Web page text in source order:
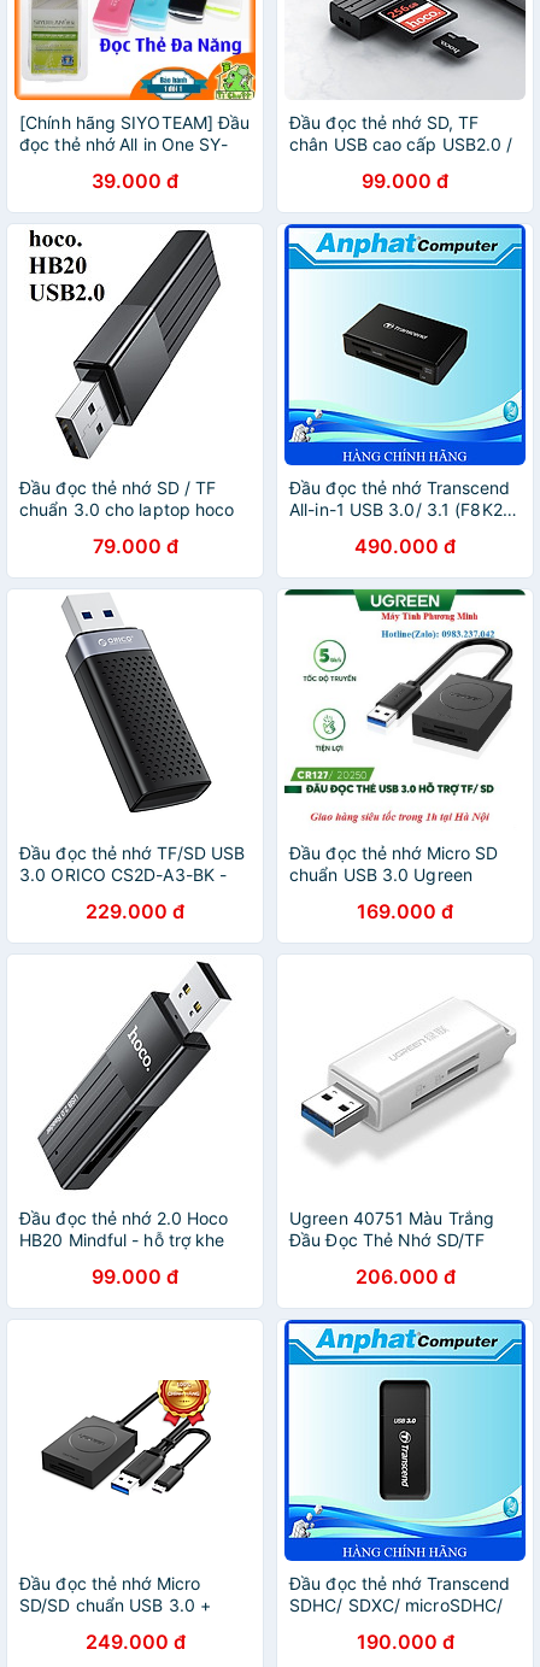
[Chính hãng SIYOTEAM] Đầu
đọc thẻ nhớ All in One SY-
39.000 đ
Đầu đọc thẻ nhớ SD, TF
chân USB cao cấp USB2.0 /
99.000 đ
Đầu đọc thẻ nhớ SD / TF
chuẩn 3.0 cho laptop hoco
79.000 đ
Đầu đọc thẻ nhớ Transcend
All-in-1 USB 3.0/ 3.1 (F8K2) -
490.000 đ
Đầu đọc thẻ nhớ TF/SD USB
3.0 ORICO CS2D-A3-BK -
229.000 đ
Đầu đọc thẻ nhớ Micro SD
chuẩn USB 3.0 Ugreen
169.000 đ
Đầu đọc thẻ nhớ 2.0 Hoco
HB20 Mindful - hỗ trợ khe
99.000 đ
Ugreen 40751 Màu Trắng
Đầu Đọc Thẻ Nhớ SD/TF
206.000 đ
Đầu đọc thẻ nhớ Micro
SD/SD chuẩn USB 3.0 +
chính hãng249.000 đ
Đầu đọc thẻ nhớ Transcend
SDHC/ SDXC/ microSDHC/
(F5K) - Hàng Chính Hãng
190.000 đ